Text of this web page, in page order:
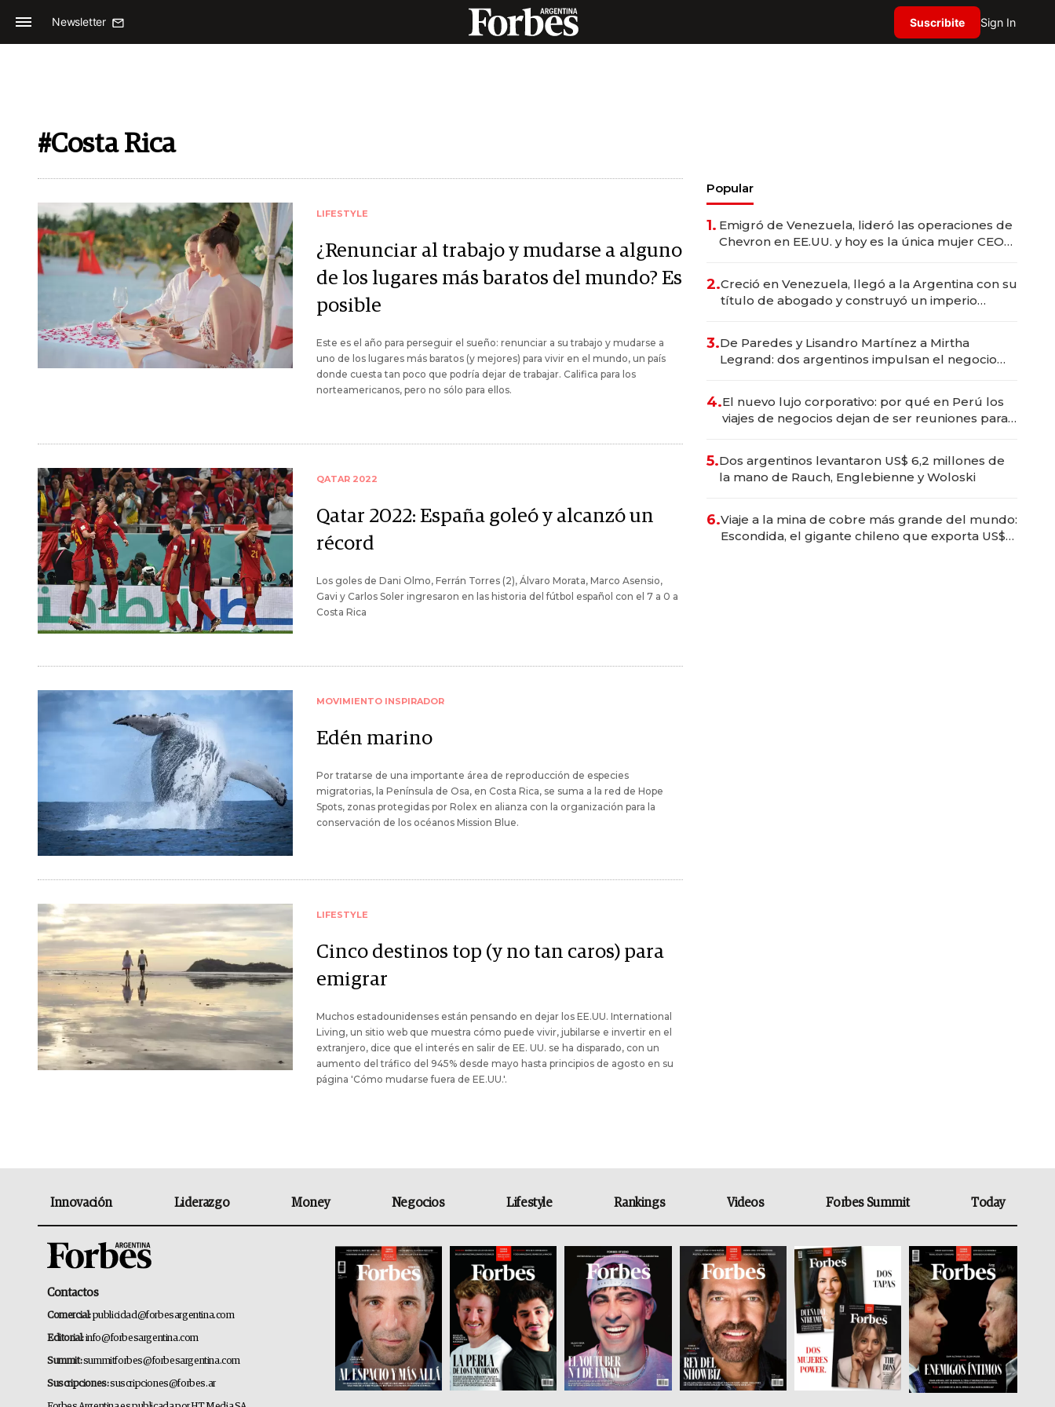
Newsletter Suscribite Sign In
#Costa Rica
LIFESTYLE
¿Renunciar al trabajo y mudarse a alguno
de los lugares más baratos del mundo? Es
posible
Este es el año para perseguir el sueño: renunciar a su trabajo y mudarse a
uno de los lugares más baratos (y mejores) para vivir en el mundo, un país
donde cuesta tan poco que podría dejar de trabajar. Califica para los
norteamericanos, pero no sólo para ellos.
QATAR 2022
Qatar 2022: España goleó y alcanzó un
récord
Los goles de Dani Olmo, Ferrán Torres (2), Álvaro Morata, Marco Asensio,
Gavi y Carlos Soler ingresaron en las historia del fútbol español con el 7 a 0 a
Costa Rica
MOVIMIENTO INSPIRADOR
Edén marino
Por tratarse de una importante área de reproducción de especies
migratorias, la Península de Osa, en Costa Rica, se suma a la red de Hope
Spots, zonas protegidas por Rolex en alianza con la organización para la
conservación de los océanos Mission Blue.
LIFESTYLE
Cinco destinos top (y no tan caros) para
emigrar
Muchos estadounidenses están pensando en dejar los EE.UU. International
Living, un sitio web que muestra cómo puede vivir, jubilarse e invertir en el
extranjero, dice que el interés en salir de EE. UU. se ha disparado, con un
aumento del tráfico del 945% desde mayo hasta principios de agosto en su
página 'Cómo mudarse fuera de EE.UU.'.
Popular
1. Emigró de Venezuela, lideró las operaciones de
Chevron en EE.UU. y hoy es la única mujer CEO
2.Creció en Venezuela, llegó a la Argentina con su
título de abogado y construyó un imperio
3.De Paredes y Lisandro Martínez a Mirtha
Legrand: dos argentinos impulsan el negocio
4.El nuevo lujo corporativo: por qué en Perú los
viajes de negocios dejan de ser reuniones para
5.Dos argentinos levantaron US$ 6,2 millones de
la mano de Rauch, Englebienne y Woloski
6.Viaje a la mina de cobre más grande del mundo:
Escondida, el gigante chileno que exporta US$
Innovación Liderazgo Money Negocios Lifestyle Rankings Videos Forbes Summit Today
Contactos
Comercial:publicidad@forbesargentina.com
Editorial:info@forbesargentina.com
Summit:summitforbes@forbesargentina.com
Suscripciones:suscripciones@forbes.ar